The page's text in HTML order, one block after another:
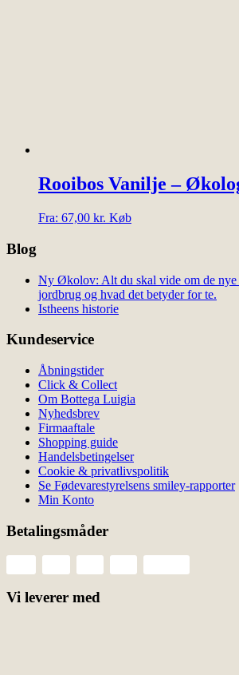
Rooibos Vanilje –
Fra: 67,00 kr. KøbDette
varianter.
Mulighederne
kan
Blog
Ny Økolov: Alt du skal vide om de
jordbrug og hvad det betyder for te.
Istheens historie
Kundeservice
Åbningstider
Click & Collect
Om Bottega Luigia
Nyhedsbrev
Firmaaftale
Shopping guide
Handelsbetingelser
Cookie & privatlivspolitik
Se Fødevarestyrelsens smiley-rapporter
Min Konto
Betalingsmåder
Vi leverer med